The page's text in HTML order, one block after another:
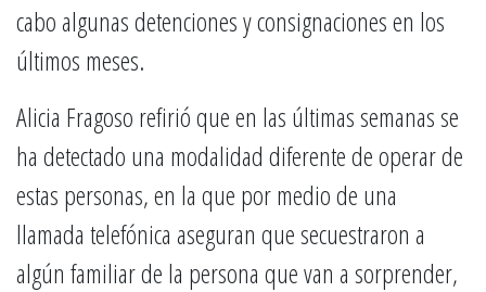
cabo algunas detenciones y consignaciones en los
últimos meses.
Alicia Fragoso refirió que en las últimas semanas se
ha detectado una modalidad diferente de operar de
estas personas, en la que por medio de una
llamada telefónica aseguran que secuestraron a
algún familiar de la persona que van a sorprender,